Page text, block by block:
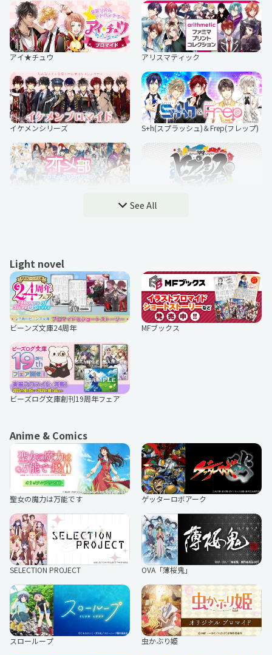
ステラソラ
アイ★チュウ アリスマティック
イケメンシリーズ S+h(スプラッシュ)＆Frep(フレップ)
le-
うたた往時のなつかしや 今夜も眠らNight
アルカナ・ファミリア
See All
Light novel
ビーンズ文庫24周年 MFブックス
ビーズログ文庫創刊19周年フェア
Anime & Comics
聖女の魔力は万能です ゲッターロボアーク
SELECTION PROJECT OVA「薄桜鬼」
スローループ 虫かぶり姫